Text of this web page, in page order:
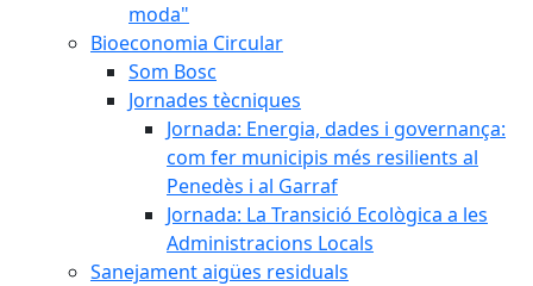
moda"
Bioeconomia Circular
Som Bosc
Jornades tècniques
Jornada: Energia, dades i governança:
com fer municipis més resilients al
Penedès i al Garraf
Jornada: La Transició Ecològica a les
Administracions Locals
Sanejament aigües residuals